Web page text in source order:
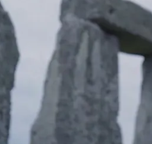
considerado como uno de los
enorme templo de la
creación
, un verdadero